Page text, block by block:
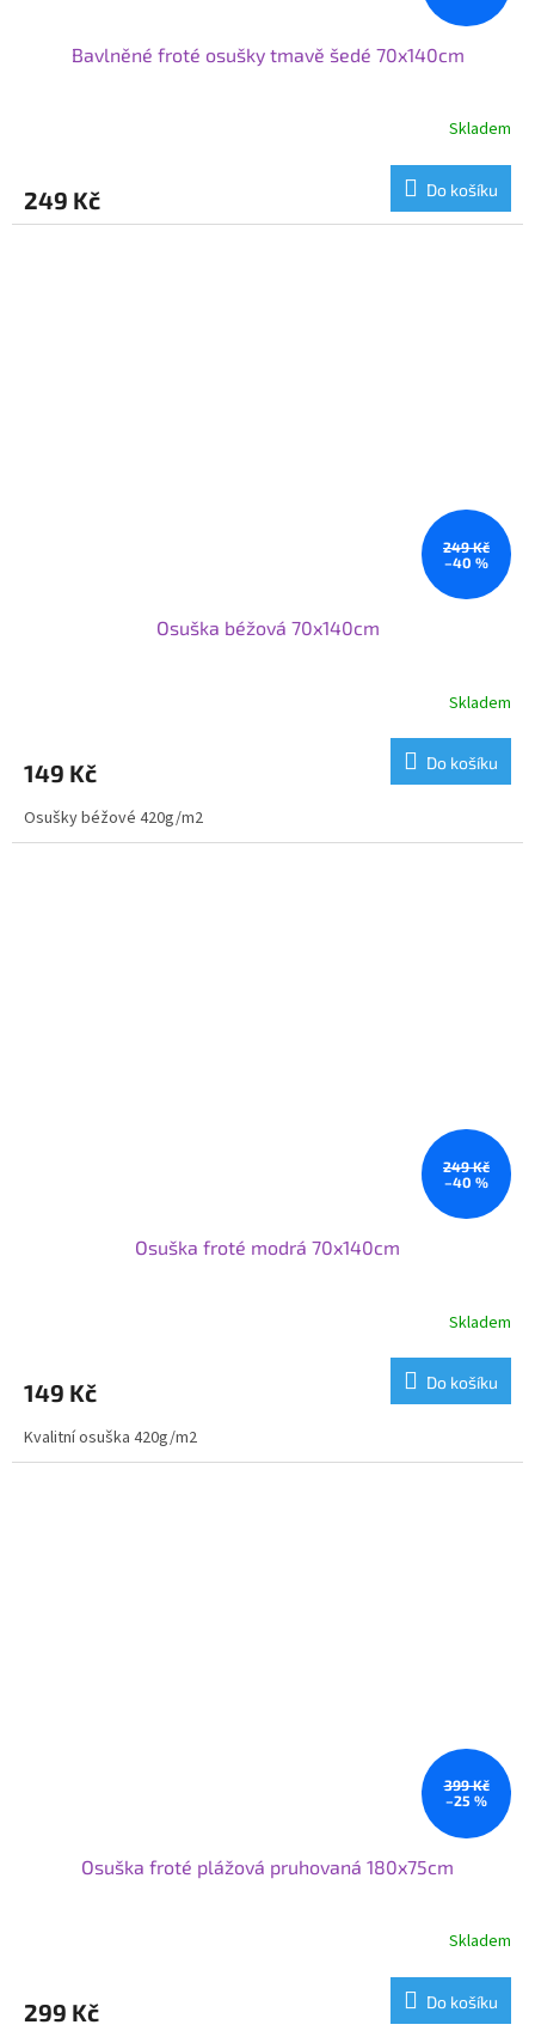
Bavlněné froté osušky tmavě šedé 70x140cm
Skladem
249 Kč Do košíku
249 Kč
–40 %
Osuška béžová 70x140cm
Skladem
149 Kč Do košíku
Osušky béžové 420g/m2
249 Kč
–40 %
Osuška froté modrá 70x140cm
Skladem
149 Kč Do košíku
Kvalitní osuška 420g/m2
399 Kč
–25 %
Osuška froté plážová pruhovaná 180x75cm
Skladem
299 Kč Do košíku